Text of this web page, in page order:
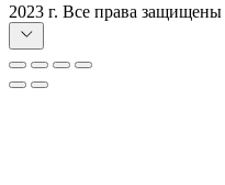
2023 г. Все права защищены